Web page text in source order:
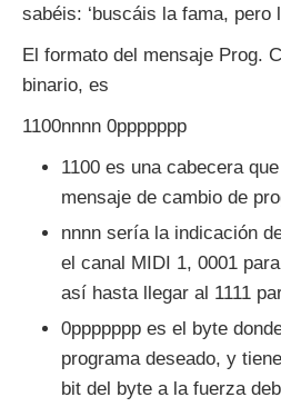
sabéis: ‘buscáis la fama, pero
El formato del mensaje Prog.
binario, es
1100nnnn 0ppppppp
1100 es una cabecera
mensaje de cambio de
nnnn sería la indicación
el canal MIDI 1, 0001
así hasta llegar al 1111
0ppppppp es el byte
programa deseado, y
bit del byte a la fuerza